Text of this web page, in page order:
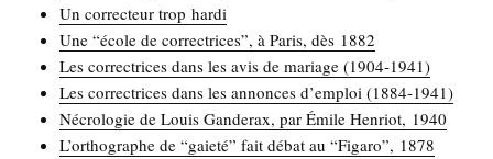
Un cor­rec­teur trop hardi
Une “école de cor­rec­trices”, à Paris, dès 1882
Les cor­rec­trices dans les avis de mariage (1904-1941)
Les cor­rec­trices dans les annonces d’emploi (1884-1941)
Nécro­lo­gie de Louis Gan­de­rax, par Émile Hen­riot, 1940
L’orthographe de “gaie­té” fait débat au “Figa­ro”, 1878